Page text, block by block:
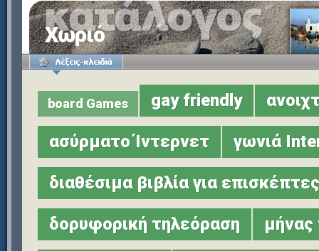
Χωριό
board Games gay friendly
ασύρματο Ίντερνετ γωνιά
διαθέσιμα βιβλία για επισκέπτες
δορυφορική τηλεόραση μήνας